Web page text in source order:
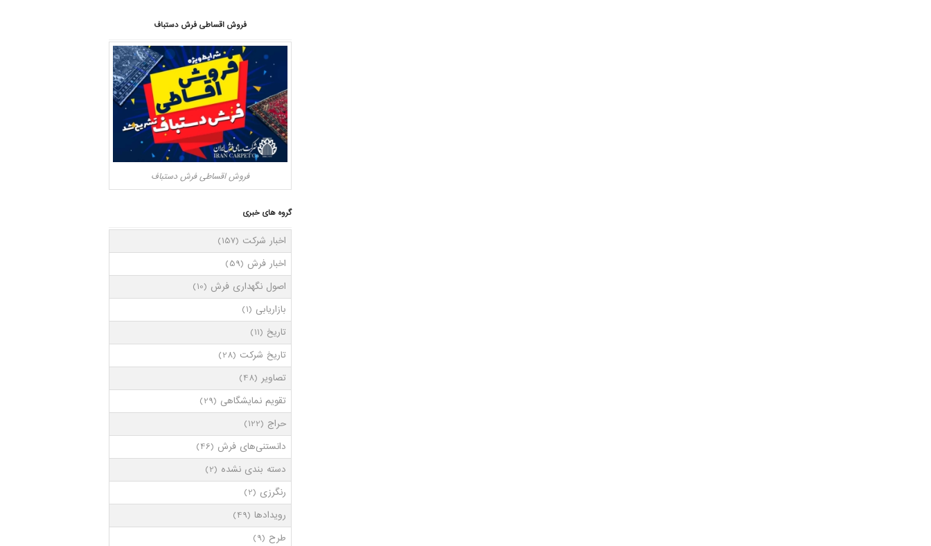
فروش اقساطی فرش دستباف
فروش اقساطی فرش دستباف
گروه های خبری
اخبار شرکت (157)
اخبار فرش (59)
اصول نگهداری فرش (10)
بازاریابی (1)
تاریخ (11)
تاریخ شرکت (28)
تصاویر (48)
تقویم نمایشگاهی (29)
حراج (122)
دانستنی‌های فرش (46)
دسته بندی نشده (2)
رنگرزی (2)
رویدادها(49)
طرح (9)